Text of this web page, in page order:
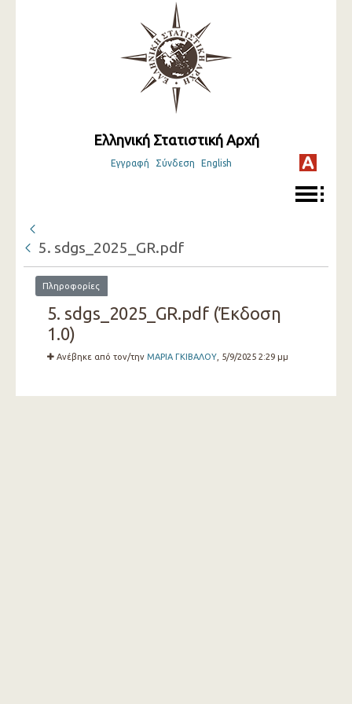
Ελληνική Στατιστική Αρχή
Εγγραφή Σύνδεση English
5. sdgs_2025_GR.pdf
Πληροφορίες
5. sdgs_2025_GR.pdf (Έκδοση
1.0)
Ανέβηκε από τον/την ΜΑΡΙΑ ΓΚΙΒΑΛΟΥ, 5/9/2025 2:29 μμ